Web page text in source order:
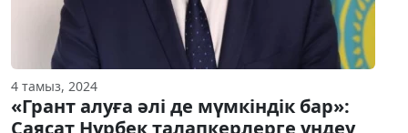
4 тамыз, 2024
«Грант алуға әлі де мүмкіндік бар»: